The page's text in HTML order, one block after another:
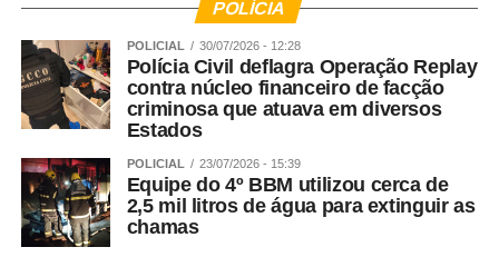
POLÍCIA
POLICIAL 30/07/2026 - 12:28
Polícia Civil deflagra Operação Replay
contra núcleo financeiro de facção
criminosa que atuava em diversos
Estados
POLICIAL 23/07/2026 - 15:39
Equipe do 4º BBM utilizou cerca de
2,5 mil litros de água para extinguir as
chamas